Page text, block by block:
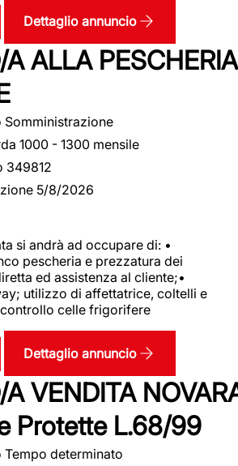
Dettaglio annuncio
ALLA PESCHERIA
Somministrazione
1000 - 1300 mensile
349812
5/8/2026
si andrà ad occupare di: •
pescheria e prezzatura dei
ed assistenza al cliente;•
utilizzo di affettatrice, coltelli e
celle frigorifere
Dettaglio annuncio
VENDITA
Protette L.68/99
Tempo determinato